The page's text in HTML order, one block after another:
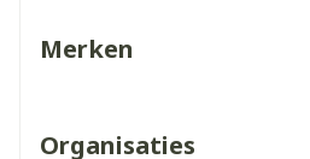
Merken
Organisaties